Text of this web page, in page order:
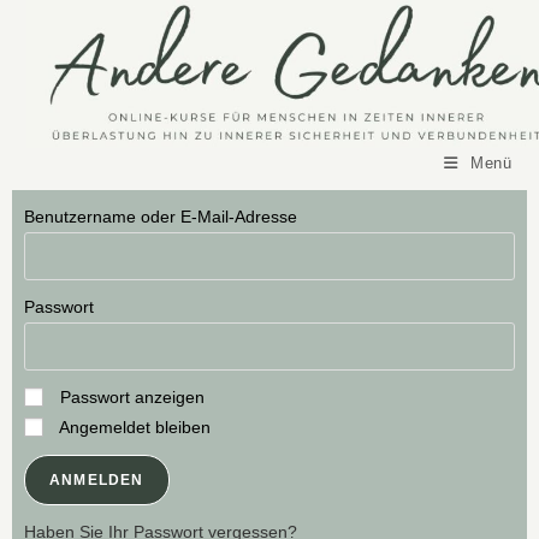
Menü
Benutzername oder E-Mail-Adresse
Passwort
Passwort anzeigen
Angemeldet bleiben
Haben Sie Ihr Passwort vergessen?